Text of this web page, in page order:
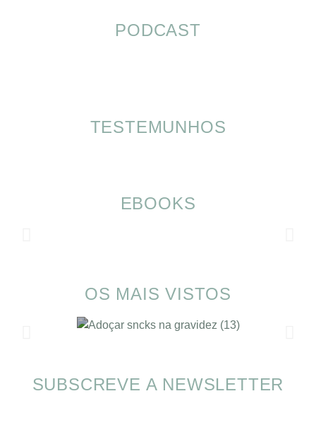
PODCAST
TESTEMUNHOS
EBOOKS
OS MAIS VISTOS
Alimentação nas férias com SOMP
SUBSCREVE A NEWSLETTER